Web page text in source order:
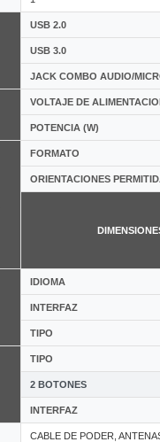
USB 2.0
USB 3.0
JACK COMBO AUDIO/
VOLTAJE DE
POTENCIA (W)
FORMATO
ORIENTACIONES
IDIOMA
INTERFAZ
TIPO
TIPO
2 BOTONES
INTERFAZ
CABLE DE PODER,